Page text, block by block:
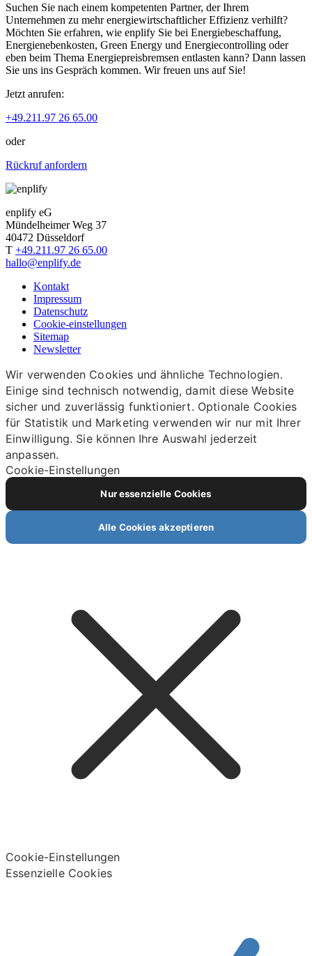
Suchen Sie nach einem kompetenten Partner, der Ihrem
Unternehmen zu mehr energiewirtschaftlicher Effizienz verhilft?
Möchten Sie erfahren, wie enplify Sie bei Energiebeschaffung,
Energienebenkosten, Green Energy und Energiecontrolling oder
eben beim Thema Energiepreisbremsen entlasten kann? Dann lassen
Sie uns ins Gespräch kommen. Wir freuen uns auf Sie!
Jetzt anrufen:
+49.211.97 26 65.00
oder
Rückruf anfordern
enplify eG
Mündelheimer Weg 37
40472 Düsseldorf
T +49.211.97 26 65.00
hallo@enplify.de
Kontakt
Impressum
Datenschutz
Cookie-einstellungen
Sitemap
Newsletter
Wir verwenden Cookies und ähnliche Technologien.
Einige sind technisch notwendig, damit diese Website
sicher und zuverlässig funktioniert. Optionale Cookies
für Statistik und Marketing verwenden wir nur mit Ihrer
Einwilligung. Sie können Ihre Auswahl jederzeit
anpassen.
Cookie-Einstellungen
Nur essenzielle Cookies
Alle Cookies akzeptieren
Cookie-Einstellungen
Essenzielle Cookies